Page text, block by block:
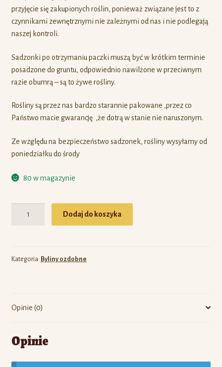
przyjęcie się zakupionych roślin, ponieważ związane jest to z
czynnikami zewnętrznymi nie zależnymi od nas i nie podlegają
naszej kontroli.
Sadzonki po otrzymaniu paczki muszą być w krótkim terminie
posadzone do gruntu, odpowiednio nawilżone w przeciwnym
razie obumrą – są to żywe rośliny.
Rośliny są przez nas bardzo starannie pakowane ,przez co
Państwo macie gwarancję ,że dotrą w stanie nie naruszonym.
Ze względu na bezpieczeństwo sadzonek, rośliny wysyłamy od
poniedziałku do środy
80 w magazynie
Dodaj do koszyka
Kategoria: Byliny ozdobne
Opinie (0)
Opinie